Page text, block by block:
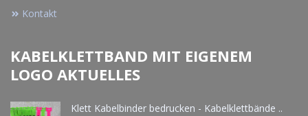
Kontakt
KABELKLETTBAND MIT EIGENEM
LOGO AKTUELLES
Klett Kabelbinder bedrucken - Kabelklettbände ..